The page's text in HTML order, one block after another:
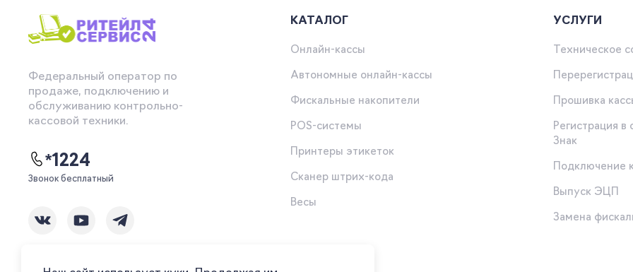
Федеральный оператор по
продаже, подключению и
обслуживанию контрольно-
кассовой техники.
*1224
Звонок бесплатный
КАТАЛОГ
Онлайн-кассы
Автономные онлайн-кассы
Фискальные накопители
POS-системы
Принтеры этикеток
Сканер штрих-кода
Весы
УСЛУГИ
Техническое
Прошивка
Регистрация
Знак
Подключение
Выпуск ЭЦП
Замена